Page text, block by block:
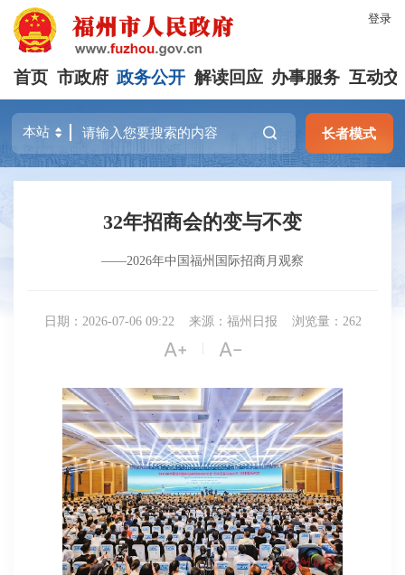
登录
首页 市政府 政务公开 解读回应 办事服务 互动交
长者模式
32年招商会的变与不变
——2026年中国福州国际招商月观察
日期：2026-07-06 09:22 来源：福州日报 浏览量：262
 | 